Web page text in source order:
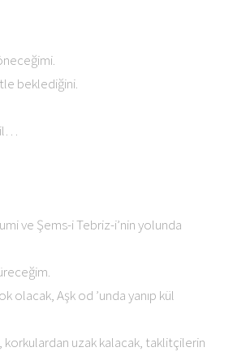
beklediğini.
ve Şems-i Tebriz-i’nin yolunda
olacak, Aşk od ’unda yanıp kül
korkulardan uzak kalacak, taklitçilerin